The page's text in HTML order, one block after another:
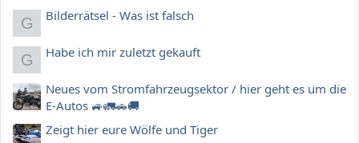
G Bilderrätsel - Was ist falsch
G Habe ich mir zuletzt gekauft
Neues vom Stromfahrzeugsektor / hier geht es um die
E-Autos 🚙🚛🚗🚚
Zeigt hier eure Wölfe und Tiger